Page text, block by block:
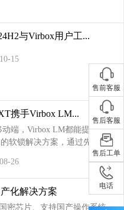
与Virbox用户工...
15
携手Virbox LM...
动端，Virbox LM都能提供稳定
软锁解决方案，通过先进的加
软件在鸿蒙系统上运行时的安全
...
26
化解决方案
密芯片、支持国产操作系统、
售前客服
售后客服
售后工单
电话